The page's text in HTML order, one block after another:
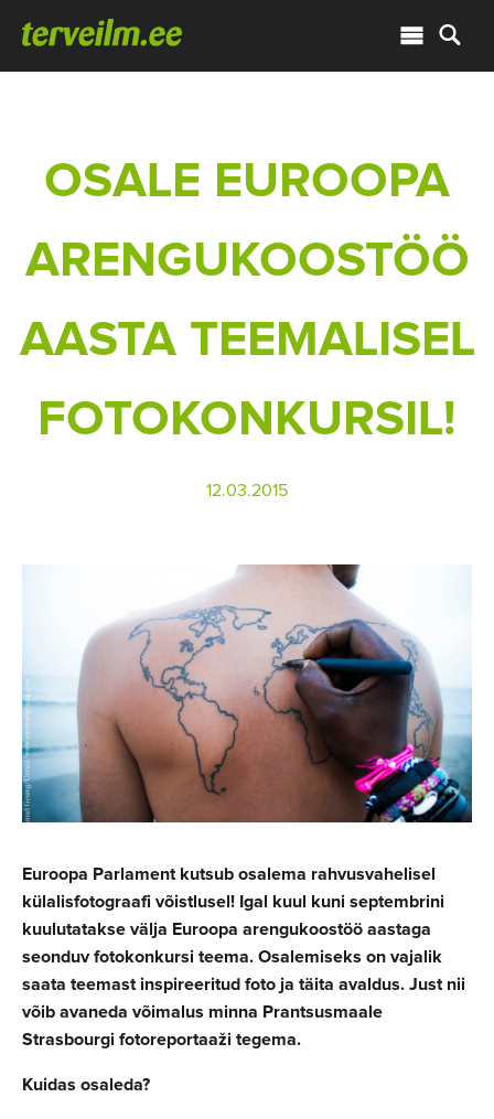
OSALE EUROOPA
ARENGUKOOSTÖÖ
AASTA TEEMALISEL
FOTOKONKURSIL!
12.03.2015
Euroopa Parlament kutsub osalema rahvusvahelisel
külalisfotograafi võistlusel! Igal kuul kuni septembrini
kuulutatakse välja Euroopa arengukoostöö aastaga
seonduv fotokonkursi teema. Osalemiseks on vajalik
saata teemast inspireeritud foto ja täita avaldus. Just nii
võib avaneda võimalus minna Prantsusmaale
Strasbourgi fotoreportaaži tegema.
Kuidas osaleda?